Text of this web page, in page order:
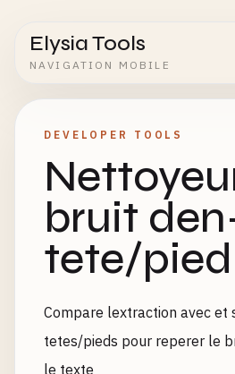
Elysia Tools
NAVIGATION MOBILE
DEVELOPER TOOLS
bruit
tete/pied
Compare lextraction avec et
tetes/pieds pour reperer le
le texte